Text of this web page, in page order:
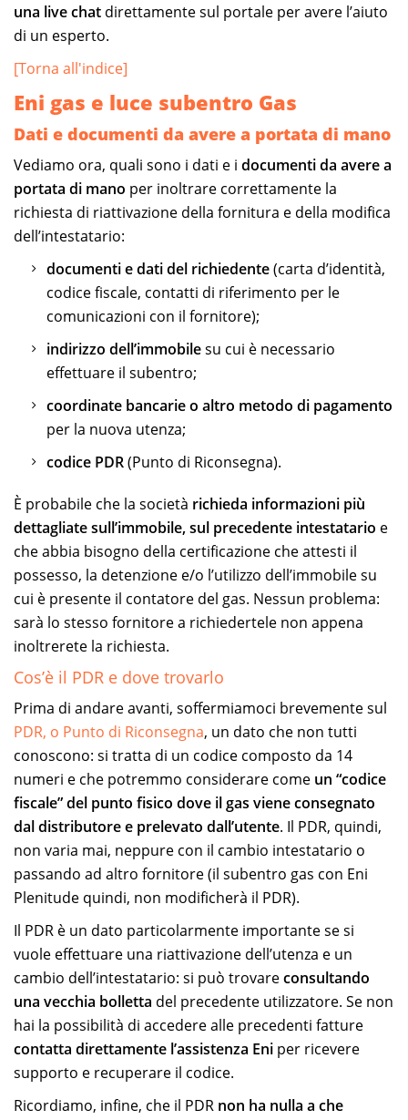
una live chat direttamente sul portale per avere l’aiuto
di un esperto.
[Torna all'indice]
Eni gas e luce subentro Gas
Dati e documenti da avere a portata di mano
Vediamo ora, quali sono i dati e i documenti da avere a
portata di mano per inoltrare correttamente la
richiesta di riattivazione della fornitura e della modifica
dell’intestatario:
documenti e dati del richiedente(carta d’identità,
codice fiscale, contatti di riferimento per le
comunicazioni con il fornitore);
indirizzo dell’immobilesu cui è necessario
effettuare il subentro;
coordinate bancarie o altro metodo di pagamento
per la nuova utenza;
codice PDR(Punto di Riconsegna).
È probabile che la società richieda informazioni più
dettagliate sull’immobile, sul precedente intestatario e
che abbia bisogno della certificazione che attesti il
possesso, la detenzione e/o l’utilizzo dell’immobile su
cui è presente il contatore del gas. Nessun problema:
sarà lo stesso fornitore a richiedertele non appena
inoltrerete la richiesta.
Cos’è il PDR e dove trovarlo
Prima di andare avanti, soffermiamoci brevemente sul
PDR, o Punto di Riconsegna, un dato che non tutti
conoscono: si tratta di un codice composto da 14
numeri e che potremmo considerare come un “codice
fiscale” del punto fisico dove il gas viene consegnato
dal distributore e prelevato dall’utente. Il PDR, quindi,
non varia mai, neppure con il cambio intestatario o
passando ad altro fornitore (il subentro gas con Eni
Plenitude quindi, non modificherà il PDR).
Il PDR è un dato particolarmente importante se si
vuole effettuare una riattivazione dell’utenza e un
cambio dell’intestatario: si può trovareconsultando
una vecchia bolletta del precedente utilizzatore. Se non
hai la possibilità di accedere alle precedenti fatture
contatta direttamente l’assistenza Eni per ricevere
supporto e recuperare il codice.
Ricordiamo, infine, che il PDR non ha nulla a che